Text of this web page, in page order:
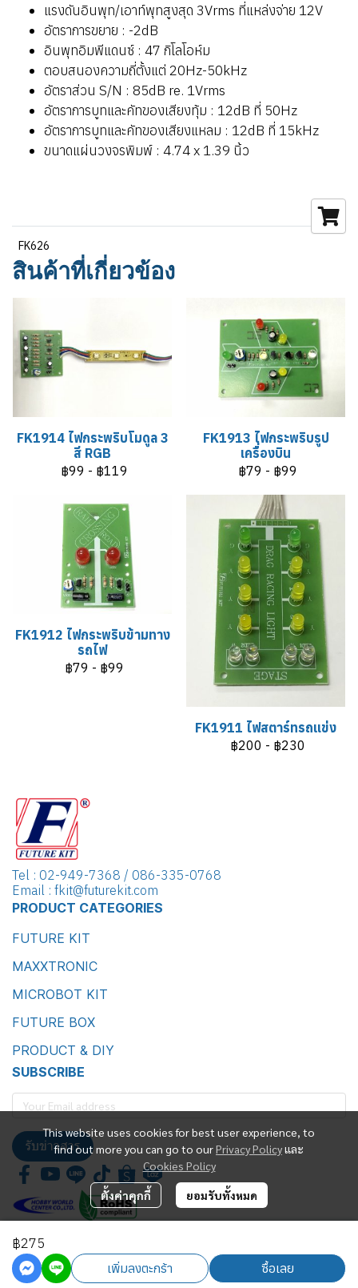
แรงดันอินพุท/เอาท์พุทสูงสุด 3Vrms ที่แหล่งจ่าย 12V
อัตราการขยาย : -2dB
อินพุทอิมพีแดนซ์ : 47 กิโลโอห์ม
ตอบสนองความถี่ตั้งแต่ 20Hz-50kHz
อัตราส่วน S/N : 85dB re. 1Vrms
อัตราการบูทและคัทของเสียงทุ้ม : 12dB ที่ 50Hz
อัตราการบูทและคัทของเสียงแหลม : 12dB ที่ 15kHz
ขนาดแผ่นวงจรพิมพ์ : 4.74 x 1.39 นิ้ว
FK626
สินค้าที่เกี่ยวข้อง
FK1914 ไฟกระพริบโมดูล 3
สี RGB
฿99 - ฿119
FK1913 ไฟกระพริบรูป
เครื่องบิน
฿79 - ฿99
FK1912 ไฟกระพริบข้ามทาง
รถไฟ
฿79 - ฿99
FK1911 ไฟสตาร์ทรถแข่ง
฿200 - ฿230
฿275
เพิ่มลงตะกร้า ซื้อเลย
This website uses cookies for best user experience, to
find out more you can go to ourPrivacy Policyและ
Cookies Policy
ตั้งค่าคุกกี้ ยอมรับทั้งหมด
Tel : 02-949-7368 / 086-335-0768
Email : fkit@futurekit.com
PRODUCT CATEGORIES
FUTURE KIT
MAXXTRONIC
MICROBOT KIT
FUTURE BOX
PRODUCT & DIY
SUBSCRIBE
รับข่าวสาร
Future Kit Marketing Co., Ltd.
Powered By MakeWebEasy